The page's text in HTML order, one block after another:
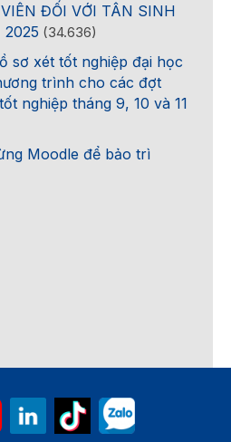
ĐỐI VỚI TÂN SINH
2025 (34.636)
sơ xét tốt nghiệp đại học
trình cho các đợt
nghiệp tháng 9, 10 và 11
Moodle để bảo trì